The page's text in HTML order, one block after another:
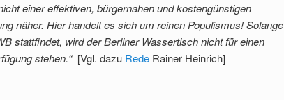
einer effektiven, bürgernahen und kostengünstigen
näher. Hier handelt es sich um reinen Populismus! Solange
stattfindet, wird der Berliner Wassertisch nicht für einen
stehen.“ [Vgl. dazu Rede Rainer Heinrich]